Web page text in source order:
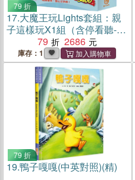
79 折
17.大魔王玩Lights套組：親
子這樣玩X1組（含停看聽-交
通組合：手作紙卡DIY及收藏
夾）+夢想心樂園X1組（含
歡樂屋-玩具店組合：手作紙
卡DIY及收藏夾+電子盒X1盒
+《過敏大魔王》+《腸病毒
79 2686
庫存：1
79 折
19.鴨子嘎嘎(中英對照)(精)